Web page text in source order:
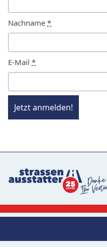
Nachname *
E-Mail *
Jetzt anmelden!